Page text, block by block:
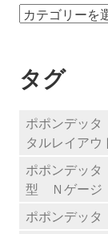
カ
リ
ー
タグ
ポポンデッ
タルレイアウ
ポポンデッ
型 Ｎゲージ
ポポンデッ